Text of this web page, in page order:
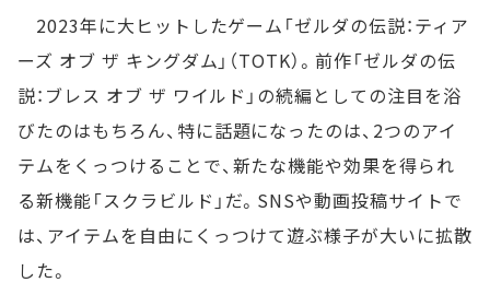
2023年に大ヒットしたゲーム「ゼルダの伝説：ティア
ーズ オブ ザ キングダム」（TOTK）。前作「ゼルダの伝
説：ブレス オブ ザ ワイルド」の続編としての注目を浴
びたのはもちろん、特に話題になったのは、2つのアイ
テムをくっつけることで、新たな機能や効果を得られ
る新機能「スクラビルド」だ。SNSや動画投稿サイトで
は、アイテムを自由にくっつけて遊ぶ様子が大いに拡散
した。